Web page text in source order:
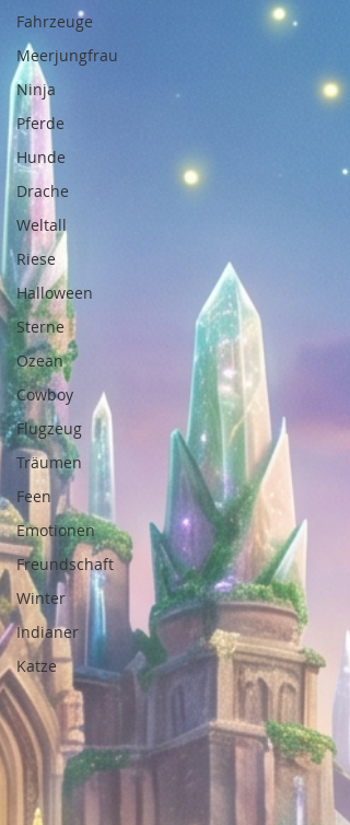
Fahrzeuge
Meerjungfrau
Ninja
Pferde
Hunde
Drache
Weltall
Riese
Halloween
Sterne
Ozean
Cowboy
Flugzeug
Träumen
Feen
Emotionen
Freundschaft
Winter
Indianer
Katze